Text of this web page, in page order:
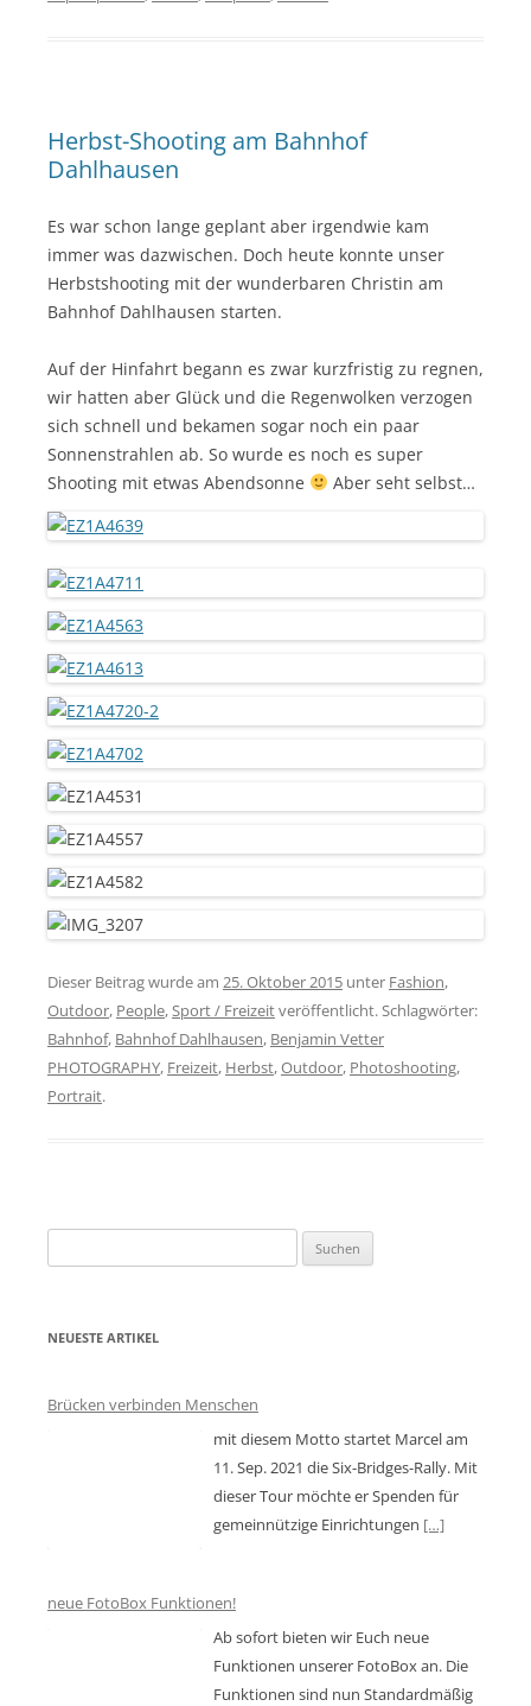
Herbst-Shooting am Bahnhof
Dahlhausen
Es war schon lange geplant aber irgendwie kam
immer was dazwischen. Doch heute konnte unser
Herbstshooting mit der wunderbaren Christin am
Bahnhof Dahlhausen starten.
Auf der Hinfahrt begann es zwar kurzfristig zu regnen,
wir hatten aber Glück und die Regenwolken verzogen
sich schnell und bekamen sogar noch ein paar
Sonnenstrahlen ab. So wurde es noch es super
Shooting mit etwas Abendsonne
Aber seht selbst…
Dieser Beitrag wurde am 25. Oktober 2015unter Fashion,
Outdoor, People,Sport / Freizeitveröffentlicht. Schlagwörter:
Bahnhof, Bahnhof Dahlhausen, Benjamin Vetter
PHOTOGRAPHY, Freizeit, Herbst,Outdoor, Photoshooting,
Portrait.
nach:
NEUESTE ARTIKEL
Brücken verbinden Menschen
mit diesem Motto startet Marcel am
11. Sep. 2021 die Six-Bridges-Rally. Mit
dieser Tour möchte er Spenden für
gemeinnützige Einrichtungen […]
neue FotoBox Funktionen!
Ab sofort bieten wir Euch neue
Funktionen unserer FotoBox an. Die
Funktionen sind nun Standardmäßig